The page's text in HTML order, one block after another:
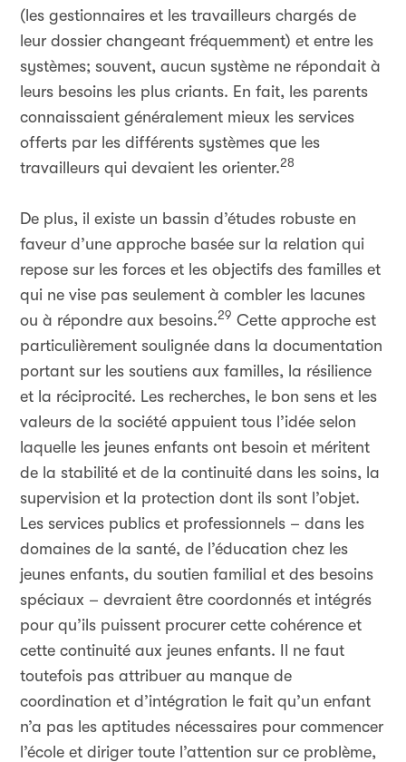
(les gestionnaires et les travailleurs chargés de
leur dossier changeant fréquemment) et entre les
systèmes; souvent, aucun système ne répondait à
leurs besoins les plus criants. En fait, les parents
connaissaient généralement mieux les services
offerts par les différents systèmes que les
travailleurs qui devaient les orienter.28
De plus, il existe un bassin d’études robuste en
faveur d’une approche basée sur la relation qui
repose sur les forces et les objectifs des familles et
qui ne vise pas seulement à combler les lacunes
ou à répondre aux besoins.29 Cette approche est
particulièrement soulignée dans la documentation
portant sur les soutiens aux familles, la résilience
et la réciprocité. Les recherches, le bon sens et les
valeurs de la société appuient tous l’idée selon
laquelle les jeunes enfants ont besoin et méritent
de la stabilité et de la continuité dans les soins, la
supervision et la protection dont ils sont l’objet.
Les services publics et professionnels – dans les
domaines de la santé, de l’éducation chez les
jeunes enfants, du soutien familial et des besoins
spéciaux – devraient être coordonnés et intégrés
pour qu’ils puissent procurer cette cohérence et
cette continuité aux jeunes enfants. Il ne faut
toutefois pas attribuer au manque de
coordination et d’intégration le fait qu’un enfant
n’a pas les aptitudes nécessaires pour commencer
l’école et diriger toute l’attention sur ce problème,